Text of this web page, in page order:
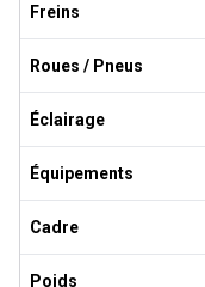
Freins
Roues / Pneus
Éclairage
Équipements
Cadre
Poids